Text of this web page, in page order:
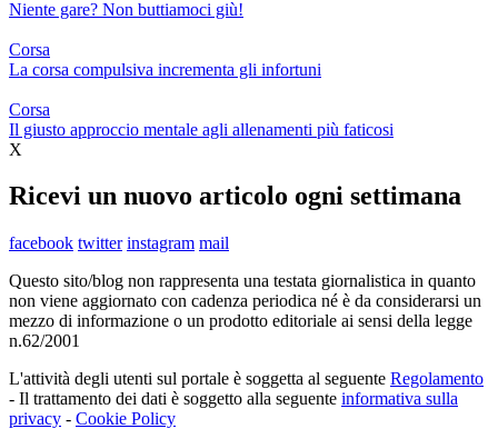
Niente gare? Non buttiamoci giù!
Corsa
La corsa compulsiva incrementa gli infortuni
Corsa
Il giusto approccio mentale agli allenamenti più faticosi
X
Ricevi un nuovo articolo ogni settimana
facebook twitter instagram mail
Questo sito/blog non rappresenta una testata giornalistica in quanto
non viene aggiornato con cadenza periodica né è da considerarsi un
mezzo di informazione o un prodotto editoriale ai sensi della legge
n.62/2001
L'attività degli utenti sul portale è soggetta al seguente Regolamento
- Il trattamento dei dati è soggetto alla seguente informativa sulla
privacy - Cookie Policy